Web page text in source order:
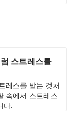
스트레스를
레스를 받는 것처
속에서 스트레스
다.